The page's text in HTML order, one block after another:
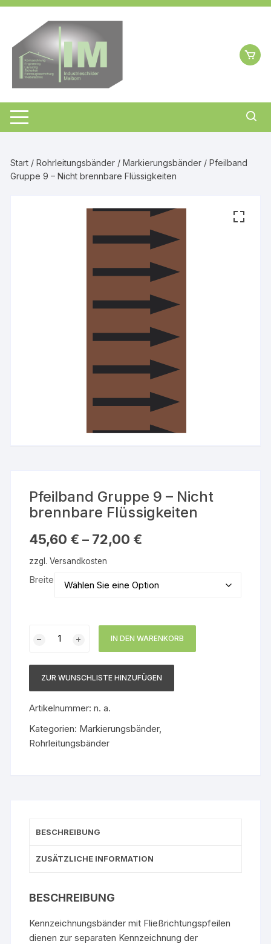
Zum
springen
Start /Rohrleitungsbänder /Markierungsbänder / Pfeilband
Gruppe 9 – Nicht brennbare Flüssigkeiten
Pfeilband Gruppe 9 – Nicht
brennbare Flüssigkeiten
45,60 € – 72,00 €
zzgl.Versandkosten
Breite
Gruppe
Nicht
brennbare
Menge
IN DEN WARENKORB
ZUR WUNSCHLISTE HINZUFÜGEN
Artikelnummer:n. a.
Kategorien: Markierungsbänder,
Rohrleitungsbänder
BESCHREIBUNG
ZUSÄTZLICHE INFORMATION
BESCHREIBUNG
Kennzeichnungsbänder mit Fließrichtungspfeilen
dienen zur separaten Kennzeichnung der